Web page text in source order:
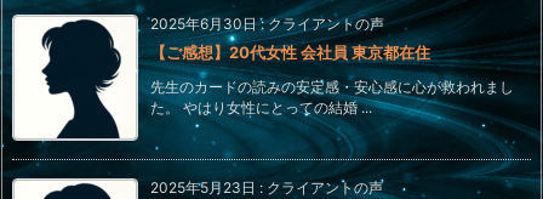
2025年6月30日:クライアントの声
【ご感想】20代女性 会社員 東京都在住
先生のカードの読みの安定感・安心感に心が救われまし
た。 やはり女性にとっての結婚 ...
2025年5月23日 : クライアントの声